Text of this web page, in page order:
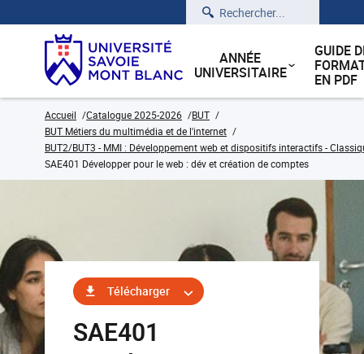
Rechercher
ANNÉE
UNIVERSITAIRE
GUIDE
EN PDF
Accueil Catalogue 2025-2026
BUT
BUT Métiers du multimédia et de l'internet
BUT2/BUT3 - MMI : Développement web et dispositifs interactifs -
SAE401 Développer pour le web : dév et création de comptes
Télécharger
SAE401